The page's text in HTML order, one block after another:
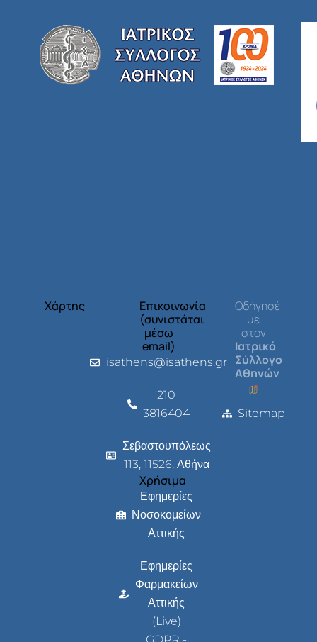
Χάρτης
Επικοινωνία
(συνιστάται
μέσω
email)
isathens@isathens.gr
210
3816404
Σεβαστουπόλεως
113, 11526, Αθήνα
Χρήσιμα
Εφημερίες
Νοσοκομείων
Αττικής
Εφημερίες
Φαρμακείων
Αττικής
(Live)
Οδήγησέ
με
στον
Ιατρικό
Σύλλογο
Αθηνών
Sitemap